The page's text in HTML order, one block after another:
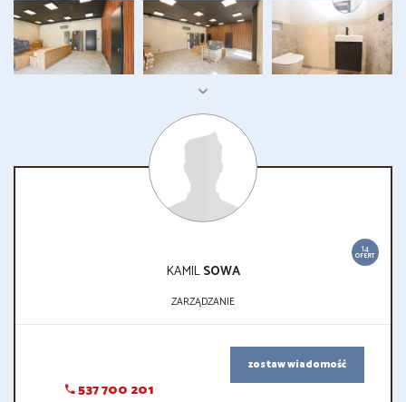
14
OFERT
KAMILSOWA
ZARZĄDZANIE
537 700 201
zostaw wiadomość